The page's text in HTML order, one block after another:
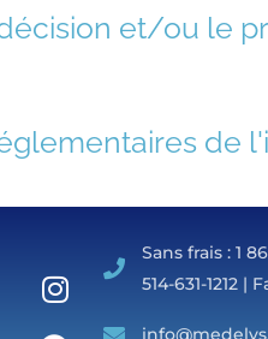
et/ou le
de
Sans frais : 1
514-631-1212 |